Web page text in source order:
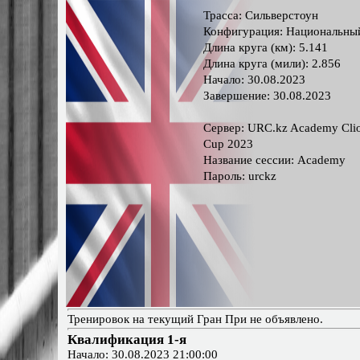
Трасса: Сильверстоун
Конфигурация:
Длина круга (км): 5.141
Длина круга (мили): 2.856
Начало: 30.08.2023
Завершение: 30.08.2023
Сервер: URC.kz Academy
Cup 2023
Название сессии: Academy
Пароль: urckz
Тренировок на текущий Гран При не объявлено.
Квалификация 1-я
Начало: 30.08.2023 21:00:00